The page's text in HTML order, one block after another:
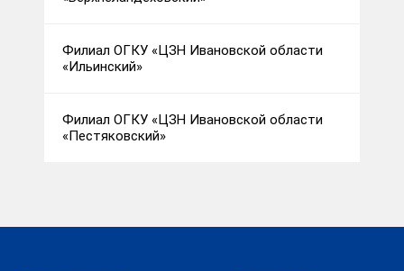
Филиал ОГКУ «ЦЗН Ивановской области
«Ильинский»
Филиал ОГКУ «ЦЗН Ивановской области
«Пестяковский»